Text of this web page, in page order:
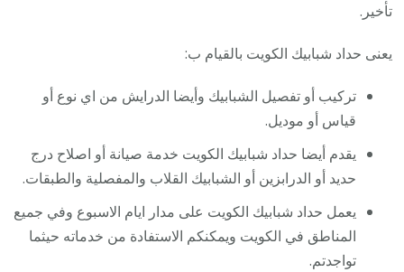
تأخير.
يعنى حداد شبابيك الكويت بالقيام ب:
تركيب أو تفصيل الشبابيك وأيضا الدرايش من اي نوع أو
قياس أو موديل.
يقدم أيضا حداد شبابيك الكويت خدمة صيانة أو اصلاح درج
حديد أو الدرابزين أو الشبابيك القلاب والمفصلية والطبقات.
يعمل حداد شبابيك الكويت على مدار ايام الاسبوع وفي جميع
المناطق في الكويت ويمكنكم الاستفادة من خدماته حيثما
تواجدتم.